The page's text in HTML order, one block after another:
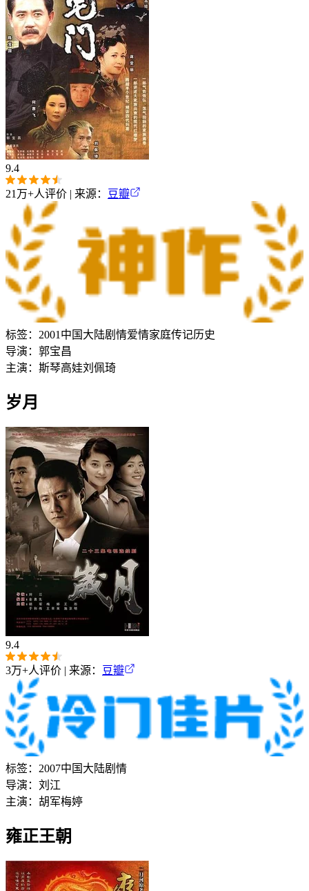
9.4
21万+人评价 | 来源： 豆瓣
标签： 2001 中国大陆剧情爱情家庭传记历史
导演： 郭宝昌
主演： 斯琴高娃刘佩琦
岁月
9.4
3万+人评价 | 来源： 豆瓣
标签： 2007中国大陆剧情
导演： 刘江
主演： 胡军梅婷
雍正王朝